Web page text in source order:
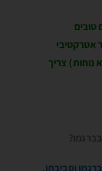
טובים
אטרקטיבי
נוחות) צריך
וסביבתו,